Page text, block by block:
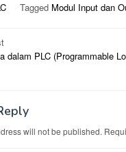
Tagged Modul Input dan
dalam PLC (Programmable
will not be published.